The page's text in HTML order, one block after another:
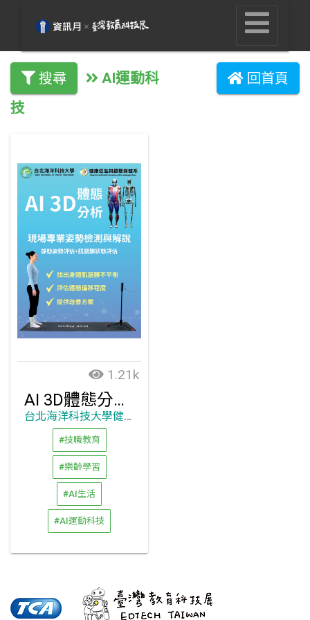
搜尋
AI運動科
技
回首頁
1.21k
AI 3D體態分析儀
台北海洋科技大學健康促進與銀髮保健系
#技職教育
#樂齡學習
#AI生活
#AI運動科技